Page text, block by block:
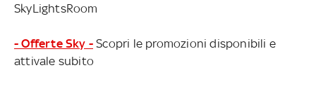
SkyLightsRoom
- Offerte Sky - Scopri le promozioni disponibili e
attivale subito